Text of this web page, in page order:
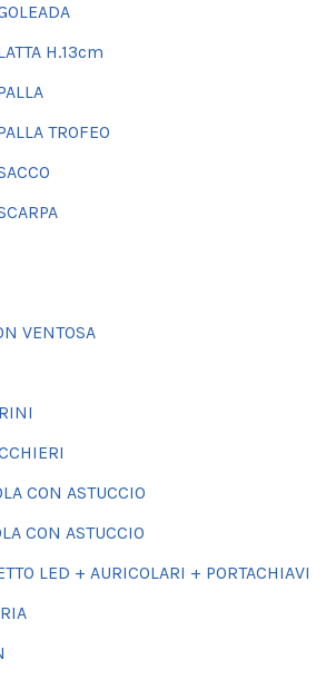
H.13cm
TROFEO
VENTOSA
CON ASTUCCIO
CON ASTUCCIO
LED + AURICOLARI + PORTACHIAVI